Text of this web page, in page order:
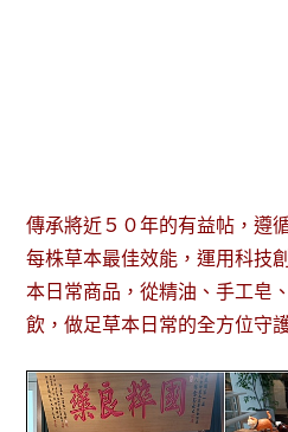
傳承將近５０年的有益帖，遵
每株草本最佳效能，運用科技
本日常商品，從精油、手工皂
飲，做足草本日常的全方位守